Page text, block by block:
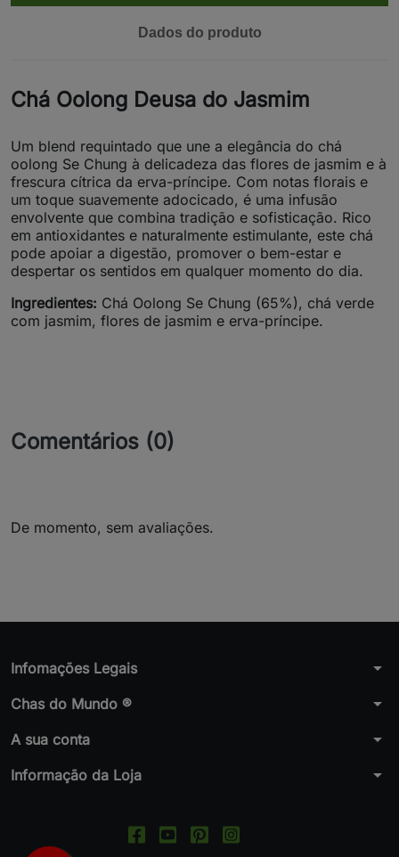
Dados do produto
Chá Oolong Deusa do Jasmim
Um blend requintado que une a elegância do chá
oolong Se Chung à delicadeza das flores de jasmim e à
frescura cítrica da erva-príncipe. Com notas florais e
um toque suavemente adocicado, é uma infusão
envolvente que combina tradição e sofisticação. Rico
em antioxidantes e naturalmente estimulante, este chá
pode apoiar a digestão, promover o bem-estar e
despertar os sentidos em qualquer momento do dia.
Ingredientes: Chá Oolong Se Chung (65%), chá verde
com jasmim, flores de jasmim e erva-príncipe.
Comentários (0)
De momento, sem avaliações.
Infomações Legais arrow_drop_down
Chas do Mundo ® arrow_drop_down
A sua conta arrow_drop_down
Informação da Loja arrow_drop_down